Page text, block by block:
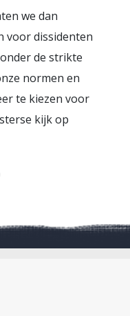
we dan
voor dissidenten
de strikte
normen en
te kiezen voor
kijk op